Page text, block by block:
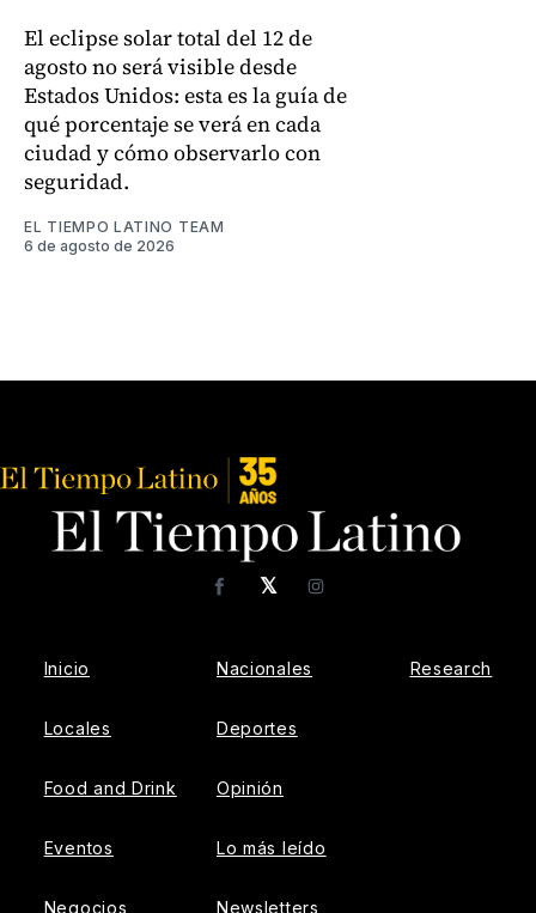
El eclipse solar total del 12 de
agosto no será visible desde
Estados Unidos: esta es la guía de
qué porcentaje se verá en cada
ciudad y cómo observarlo con
seguridad.
EL TIEMPO LATINO TEAM
6 de agosto de 2026
𝕏
FacebookInstagram
Inicio
Locales
Food and Drink
Eventos
Negocios
Nacionales
Deportes
Opinión
Lo más leído
Newsletters
Research